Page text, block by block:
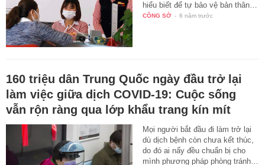
hiểu biết để tự bảo vệ bản thân…
CÔNG SỞ - 6 năm trước
160 triệu dân Trung Quốc ngày đầu trở lại
làm việc giữa dịch COVID-19: Cuộc sống
vẫn rộn ràng qua lớp khẩu trang kín mít
Mọi người bắt đầu đi làm trở lại
dù dịch bệnh còn chưa kết thúc,
do đó ai nấy đều chuẩn bị cho
mình phương pháp phòng tránh…